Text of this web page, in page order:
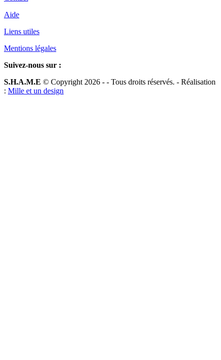
Aide
Liens utiles
Mentions légales
Suivez-nous sur :
S.H.A.M.E © Copyright 2026 - - Tous droits réservés. - Réalisation
: Mille et un design